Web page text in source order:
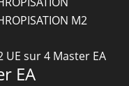
M2
UE sur 4 Master EA
EA